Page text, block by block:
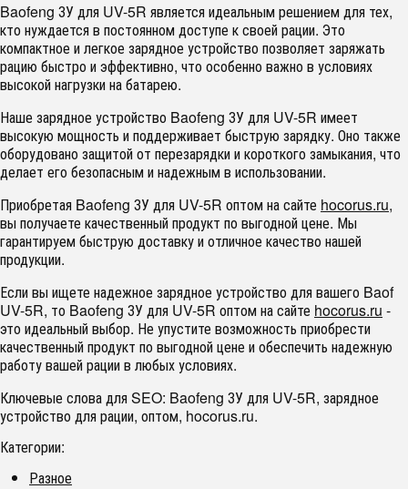
Baofeng ЗУ для UV-5R является идеальным решением для тех,
кто нуждается в постоянном доступе к своей рации. Это
компактное и легкое зарядное устройство позволяет заряжать
рацию быстро и эффективно, что особенно важно в условиях
высокой нагрузки на батарею.
Наше зарядное устройство Baofeng ЗУ для UV-5R имеет
высокую мощность и поддерживает быструю зарядку. Оно также
оборудовано защитой от перезарядки и короткого замыкания, что
делает его безопасным и надежным в использовании.
Приобретая Baofeng ЗУ для UV-5R оптом на сайте hocorus.ru,
вы получаете качественный продукт по выгодной цене. Мы
гарантируем быструю доставку и отличное качество нашей
продукции.
Если вы ищете надежное зарядное устройство для вашего Baof
UV-5R, то Baofeng ЗУ для UV-5R оптом на сайте hocorus.ru -
это идеальный выбор. Не упустите возможность приобрести
качественный продукт по выгодной цене и обеспечить надежную
работу вашей рации в любых условиях.
Ключевые слова для SEO: Baofeng ЗУ для UV-5R, зарядное
устройство для рации, оптом, hocorus.ru.
Категории:
Разное